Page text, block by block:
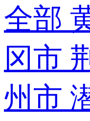
全部
冈市
州市